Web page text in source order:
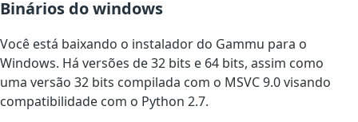
Binários do windows
Você está baixando o instalador do Gammu para o
Windows. Há versões de 32 bits e 64 bits, assim como
uma versão 32 bits compilada com o MSVC 9.0 visando
compatibilidade com o Python 2.7.